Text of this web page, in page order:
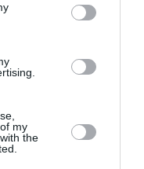
my
the
Actually τα
η αγαπημένη